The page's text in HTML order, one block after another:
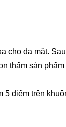
cho da mặt.
thấm sản
5 điểm trên